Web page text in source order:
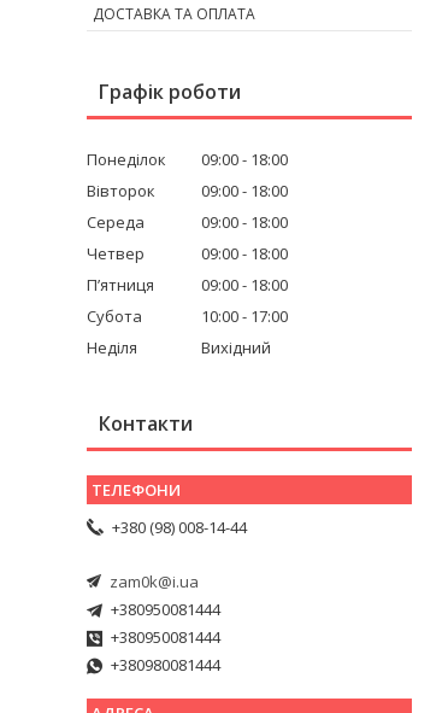
ДОСТАВКА ТА ОПЛАТА
Графік роботи
Понеділок 09:00
18:00
Вівторок
09:00
18:00
Середа
09:00
18:00
Четвер
09:00
18:00
Пʼятниця
09:00
18:00
Субота
10:00
17:00
Неділя
Вихідний
Контакти
+380 (98) 008-14-44
zam0k@i.ua
+380950081444
+380950081444
+380980081444